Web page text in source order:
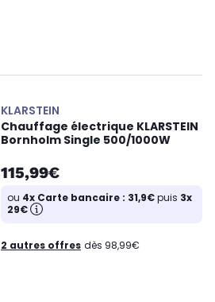
KLARSTEIN
Chauffage électrique KLARSTEIN
Bornholm Single 500/1000W
115,99€
ou 4x Carte bancaire : 31,9€puis 3x
29€
2 autres offres dès 98,99€